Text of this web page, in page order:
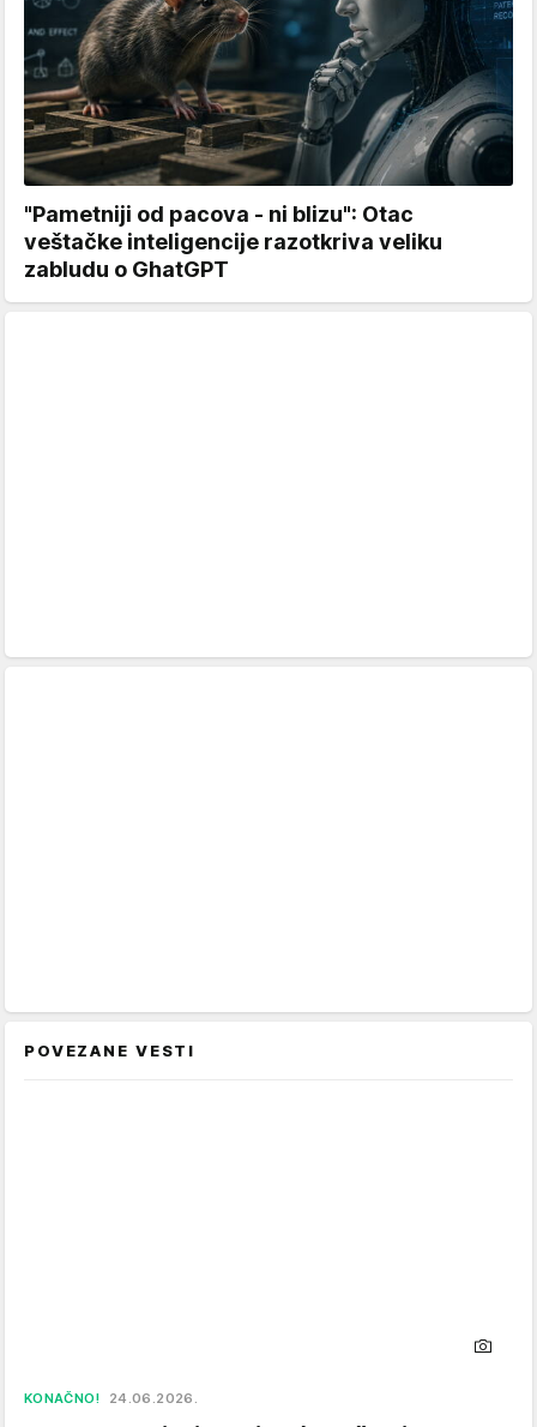
"Pametniji od pacova - ni blizu": Otac
veštačke inteligencije razotkriva veliku
zabludu o GhatGPT
POVEZANE VESTI
KONAČNO! 24.06.2026.